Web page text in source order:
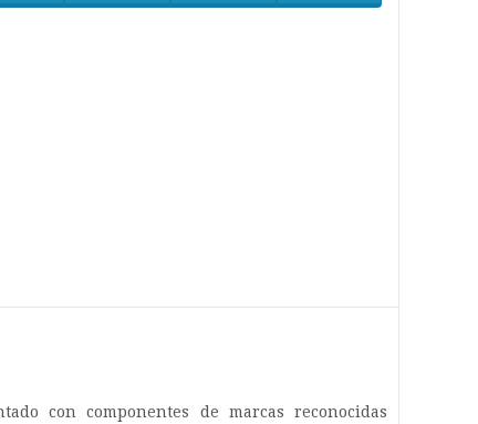
con componentes de marcas reconocidas